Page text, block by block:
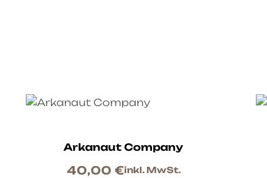
Arkanaut Company
40,00 €inkl. MwSt.